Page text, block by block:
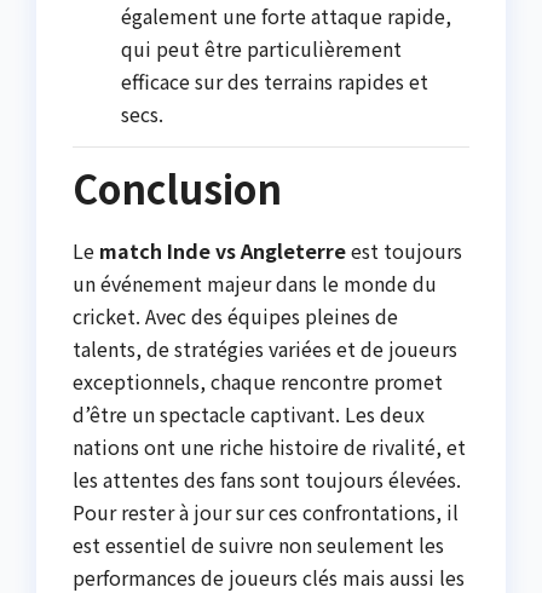
également une forte attaque rapide,
qui peut être particulièrement
efficace sur des terrains rapides et
secs.
Conclusion
Le match Inde vs Angleterreest toujours
un événement majeur dans le monde du
cricket. Avec des équipes pleines de
talents, de stratégies variées et de joueurs
exceptionnels, chaque rencontre promet
d’être un spectacle captivant. Les deux
nations ont une riche histoire de rivalité, et
les attentes des fans sont toujours élevées.
Pour rester à jour sur ces confrontations, il
est essentiel de suivre non seulement les
performances de joueurs clés mais aussi les